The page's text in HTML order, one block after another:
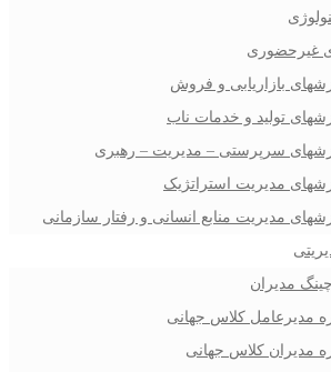
غیرحضوری
بازاریابی و فروش
تولید و خدمات ناب
سرپرستی – مدیریت – رهبری
مدیریت استراتژیک
مدیریت منابع انسانی و رفتار سازمانی
مدیران
مدیرعامل کلاس جهانی
مدیران کلاس جهانی